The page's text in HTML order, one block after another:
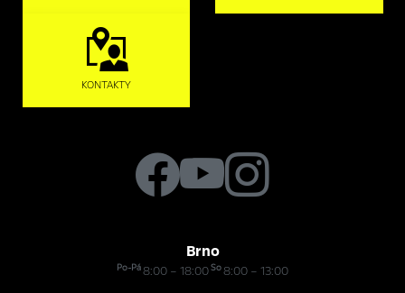
KONTAKTY
Brno
Po-Pá8:00 – 18:00So8:00 – 13:00